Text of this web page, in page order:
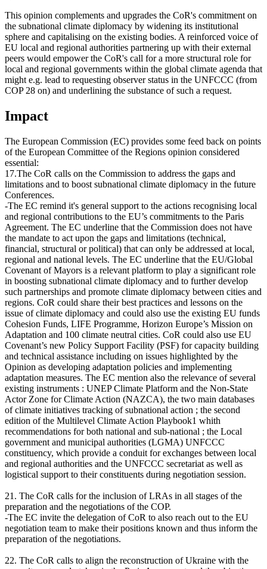
This opinion complements and upgrades the CoR's commitment on
the subnational climate diplomacy by widening its institutional
sphere and capitalising on the existing bodies. A reinforced voice of
EU local and regional authorities partnering up with their external
peers would empower the CoR's call for a more structural role for
local and regional governments within the global climate agenda that
might e.g. lead to requesting observer status in the UNFCCC (from
COP 28 on) and underlining the substance of such a request.
Impact
The European Commission (EC) provides some feed back on points
of the European Committee of the Regions opinion considered
essential:
17.The CoR calls on the Commission to address the gaps and
limitations and to boost subnational climate diplomacy in the future
Conferences.
-The EC remind it's general support to the actions recognising local
and regional contributions to the EU’s commitments to the Paris
Agreement. The EC underline that the Commission does not have
the mandate to act upon the gaps and limitations (technical,
financial, structural or political) that can only be addressed at local,
regional and national levels. The EC underline that the EU/Global
Covenant of Mayors is a relevant platform to play a significant role
in boosting subnational climate diplomacy and to further develop
such partnerships and promote climate diplomacy between cities and
regions. CoR could share their best practices and lessons on the
issue of climate diplomacy and could also use the existing EU funds
Cohesion Funds, LIFE Programme, Horizon Europe’s Mission on
Adaptation and 100 climate neutral cities. CoR could also use EU
Covenant’s new Policy Support Facility (PSF) for capacity building
and technical assistance including on issues highlighted by the
Opinion as developing adaptation policies and implementing
adaptation measures. The EC mention also the relevance of several
existing instruments : UNEP Climate Platform and the Non-State
Actor Zone for Climate Action (NAZCA), the two main databases
of climate initiatives tracking of subnational action ; the second
edition of the Multilevel Climate Action Playbook1 whith
recommendations for both national and sub-national ; the Local
government and municipal authorities (LGMA) UNFCCC
constituency, which provide a conduit for exchanges between local
and regional authorities and the UNFCCC secretariat as well as
logistical support to their constituents during negotiation session.
21. The CoR calls for the inclusion of LRAs in all stages of the
preparation and the negotiations of the COP.
-The EC invite the delegation of CoR to also reach out to the EU
negotiation team to make their positions known and thus inform the
preparation of the negotiations.
22. The CoR calls to align the reconstruction of Ukraine with the